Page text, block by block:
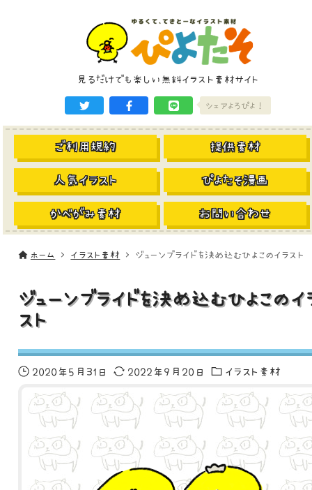
見るだけでも楽しい無料イラスト素材サイト
シェアよろぴよ！
ご利用規約 提供素材
人気イラスト ぴよたそ漫画
かべがみ素材 お問い合わせ
ホーム イラスト素材 ジューンブライドを決め込むひよこのイラスト
ジューンブライドを決め込むひよこのイ
スト
2020年5月31日 2022年9月20日 イラスト素材